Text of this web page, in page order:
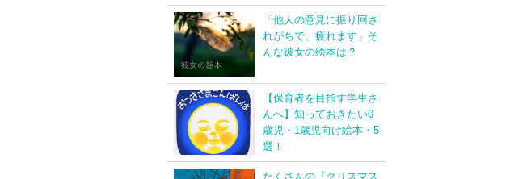
「他人の意見に振り回さ
れがちで、疲れます」そ
んな彼女の絵本は？
【保育者を目指す学生さ
んへ】知っておきたい0
歳児・1歳児向け絵本・5
選！
たくさんの『クリスマス